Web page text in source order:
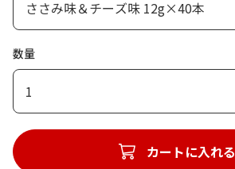
数量
1
カートに入れる